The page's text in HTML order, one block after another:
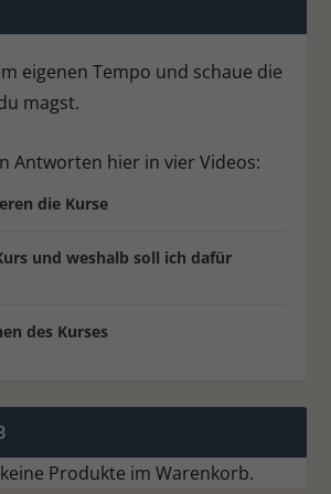
eigenen Tempo und schaue die
magst.
Antworten hier in vier Videos:
die Kurse
und weshalb soll ich dafür
des Kurses
Produkte im Warenkorb.
Übersicht über alle verwendeten Cookies.
anzeigen lassen und so nur
grundlegende Funktionen und sind für
Informationen anzeigen
Informationen anonym. Diese Informationen
wie unsere Besucher unsere Website nutzen.
Informationen anzeigen